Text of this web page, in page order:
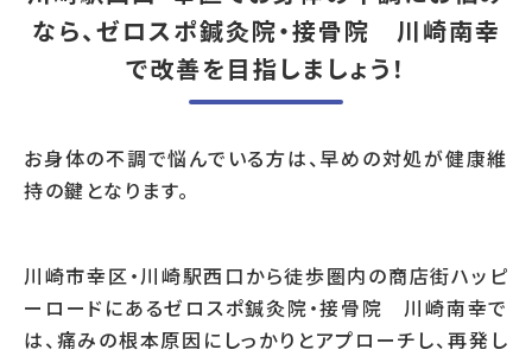
なら、ゼロスポ鍼灸院・接骨院 川崎南幸
で改善を目指しましょう！
お身体の不調で悩んでいる方は、早めの対処が健康維
持の鍵となります。
川崎市幸区・川崎駅西口から徒歩圏内の商店街ハッピ
ーロードにあるゼロスポ鍼灸院・接骨院 川崎南幸で
は、痛みの根本原因にしっかりとアプローチし、再発し